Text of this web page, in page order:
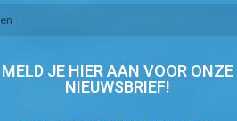
MELD JE HIER AAN VOOR ONZE
NIEUWSBRIEF!